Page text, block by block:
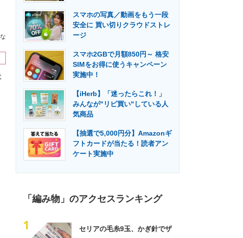
ギーの専門メディア 建設×テクノロジーの最前線
スマホの写真／動画をもう一段
安全に 買い切りクラウドストレ
ージ
スマホ2GBで月額850円～ 格安
SIMをお得に使うキャンペーン
実施中！
【iHerb】「迷ったらこれ！」
みんなが"リピ買い"している人
気商品
【抽選で5,000円分】Amazonギ
フトカードが当たる！読者アン
ケート実施中
「編み物」のアクセスランキング
1
セリアの毛糸9玉、かぎ針でザ